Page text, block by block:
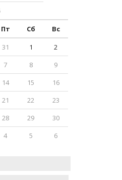
Пт Сб
Вс
31 1
2
7 8
9
14 15
16
21 22
23
28 29
30
4 5 6